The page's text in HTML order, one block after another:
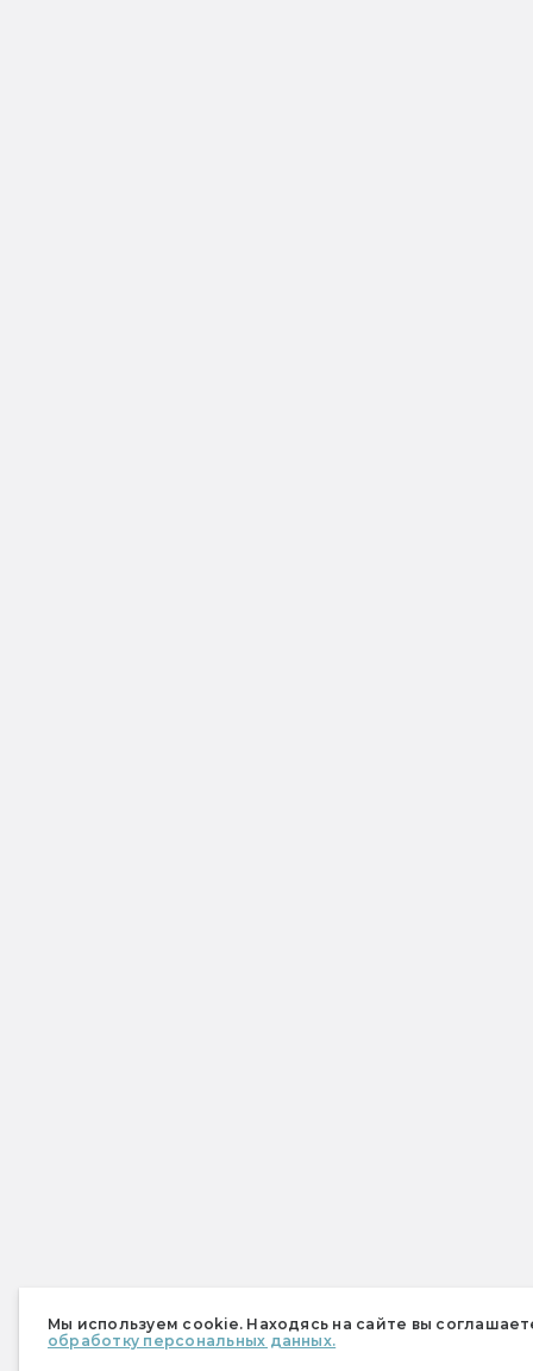
Мы используем cookie. Находясь на сайте вы
обработку персональных данных.